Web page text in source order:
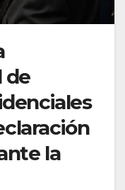
de
la